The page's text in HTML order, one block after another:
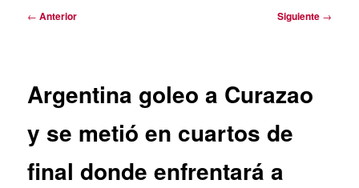
Navegación
← Anterior Siguiente →
Argentina goleo a Curazao
y se metió en cuartos de
final donde enfrentará a